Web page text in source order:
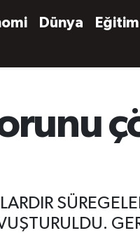
Dünya Eğitim